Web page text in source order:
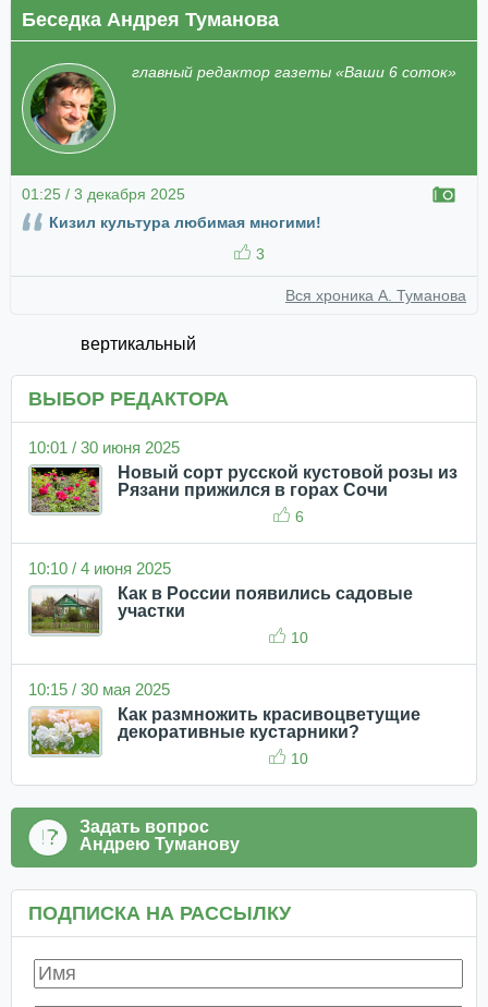
Беседка Андрея Туманова
главный редактор газеты «Ваши 6 соток»
01:25 / 3 декабря 2025
Кизил культура любимая многими!
3
Вся хроника А. Туманова
вертикальный
ВЫБОР РЕДАКТОРА
10:01 / 30 июня 2025
Новый сорт русской кустовой розы из
Рязани прижился в горах Сочи
6
10:10 / 4 июня 2025
Как в России появились садовые
участки
10
10:15 / 30 мая 2025
Как размножить красивоцветущие
декоративные кустарники?
10
Задать вопрос
Андрею Туманову
ПОДПИСКА НА РАССЫЛКУ